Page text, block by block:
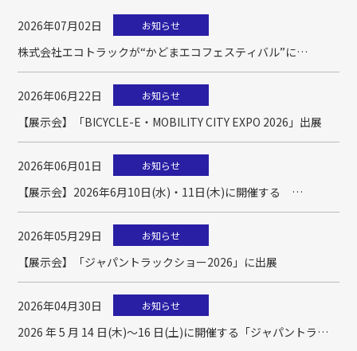
2026年07月02日 お知らせ
株式会社エコトラックが“かどまエコフェスティバル”に
「ZM6」を展示
2026年06月22日
お知らせ
【展示会】「BICYCLE-E・MOBILITY CITY EXPO 2026」出展
2026年06月01日 お知らせ
【展示会】2026年6月10日(水)・11日(木)に開催する
「BICYCLE-E・MOBILITY CITY EXPO 2026 ～自動車-電動モビ
リティまちづくり博～」 に出展
2026年05月29日 お知らせ
【展示会】「ジャパントラックショー2026」に出展
2026年04月30日 お知らせ
2026 年 5 月 14 日(木)～16 日(土)に開催する「ジャパントラッ